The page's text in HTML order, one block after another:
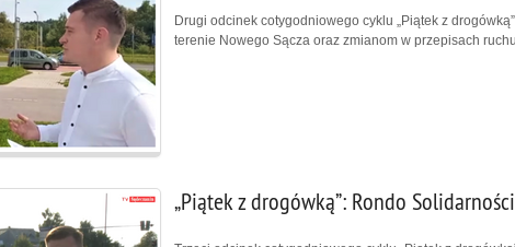
Drugi odcinek cotygodniowego cyklu „Piątek z
terenie Nowego Sącza oraz zmianom w przepisach
„Piątek z drogówką”: Rondo Solidarności